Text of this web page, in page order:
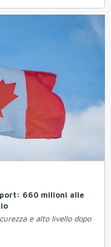
660 milioni alle
e alto livello dopo